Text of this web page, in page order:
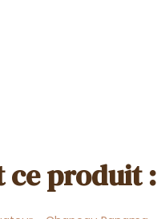
ce produit :